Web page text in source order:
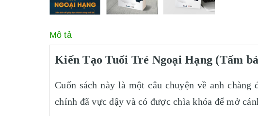
Mô tả
Kiến Tạo Tuổi Trẻ Ngoại Hạng (Tấm
Cuốn sách này là một câu chuyện về anh
chính đã vực dậy và có được chìa khóa để mở